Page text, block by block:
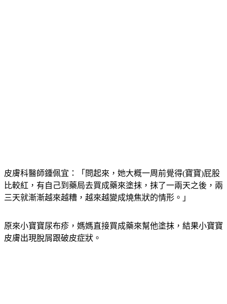
比較紅，有自己到藥局去買成藥來塗抹，抹了一兩天之後，兩
三天就漸漸越來越糟，越來越變成燒焦狀的情形。」
皮膚出現脫屑跟破皮症狀。